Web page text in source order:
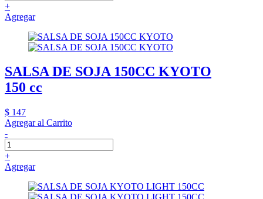
+
Agregar
SALSA DE SOJA 150CC KYOTO
150 cc
$ 147
Agregar al Carrito
-
+
Agregar